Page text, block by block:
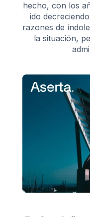
hecho, con los
ido
razones de
la situación,